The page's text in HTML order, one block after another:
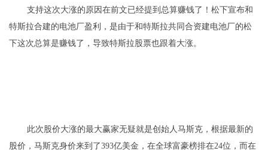
支持这次大涨的原因在前文已经提到 总算赚钱了！松下宣布和
特斯拉合建的电池厂盈利
，是由于和特斯拉共同合资建电池厂的松
下这次总算是赚钱了，导致特斯拉股票也跟着大涨。
此次股价大涨的最大赢家无疑就是创始人马斯克，根据最新的
股价，马斯克身价来到了393亿美金，在全球富豪榜排在24位，而在